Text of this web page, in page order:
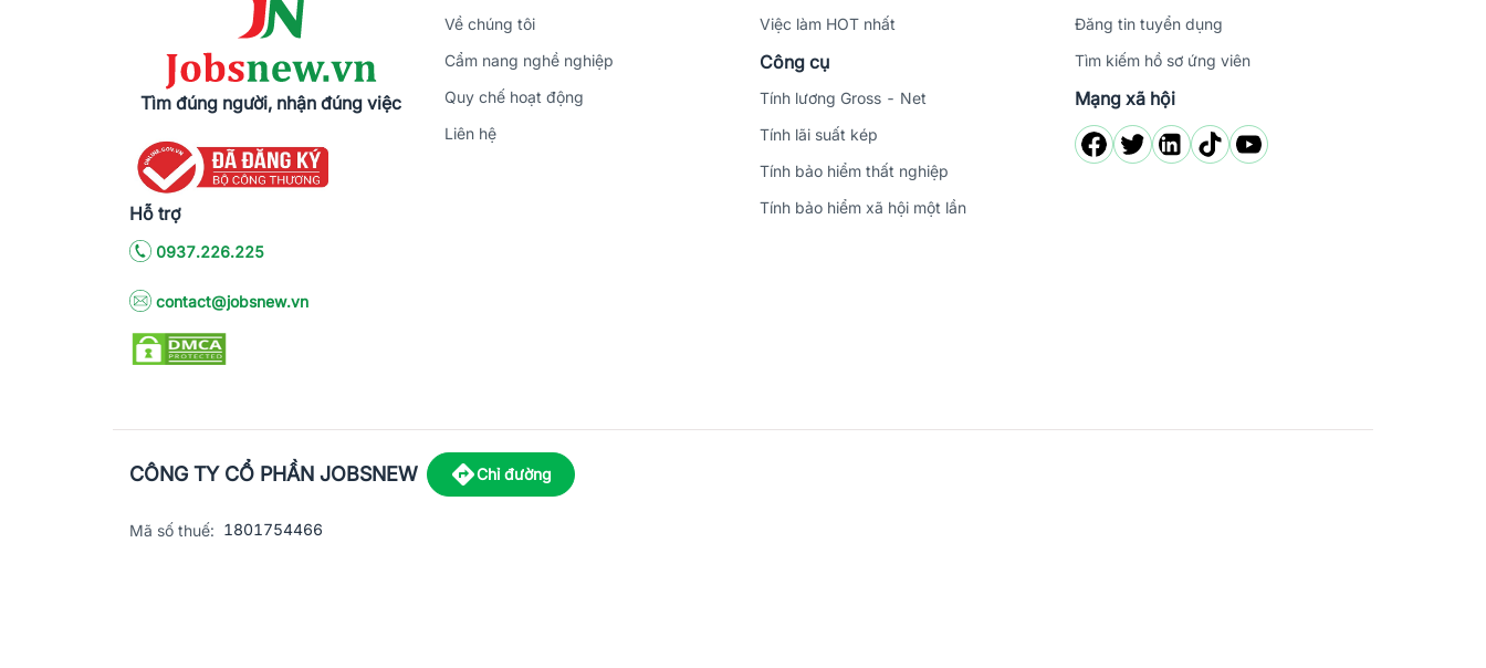
Tìm đúng người, nhận đúng việc
Hỗ trợ
0937.226.225
contact@jobsnew.vn
Về chúng tôi
Cẩm nang nghề nghiệp
Quy chế hoạt động
Liên hệ
Việc làm HOT nhất
Công cụ
Tính lương Gross - Net
Tính lãi suất kép
Tính bảo hiểm thất nghiệp
Tính bảo hiểm xã hội một lần
Đăng tin tuyển dụng
Tìm kiếm hồ sơ ứng viên
Mạng xã hội
CÔNG TY CỔ PHẦN JOBSNEW Chỉ đường
Mã số thuế: 1801754466